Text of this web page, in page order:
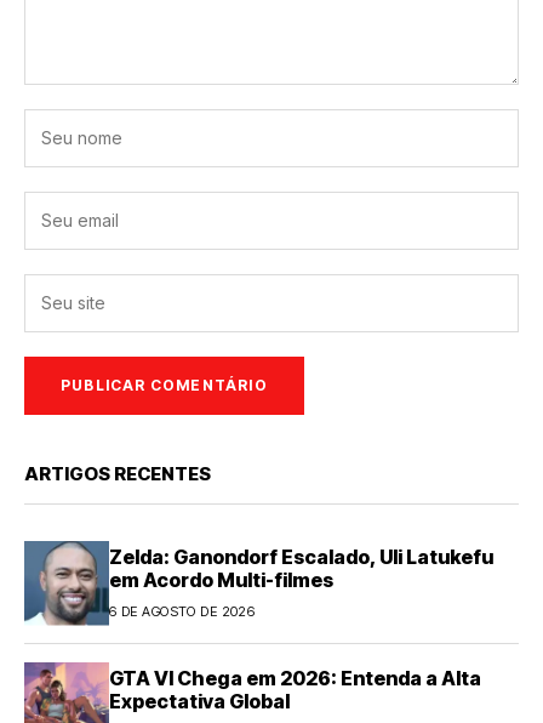
ARTIGOS RECENTES
Zelda: Ganondorf Escalado, Uli Latukefu
em Acordo Multi-filmes
6 DE AGOSTO DE 2026
GTA VI Chega em 2026: Entenda a Alta
Expectativa Global